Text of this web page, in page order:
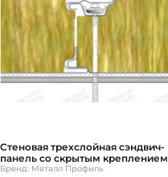
Стеновая трехслойная сэндвич-
панель со скрытым креплением
SECRET FIX
Бренд: Металл Профиль